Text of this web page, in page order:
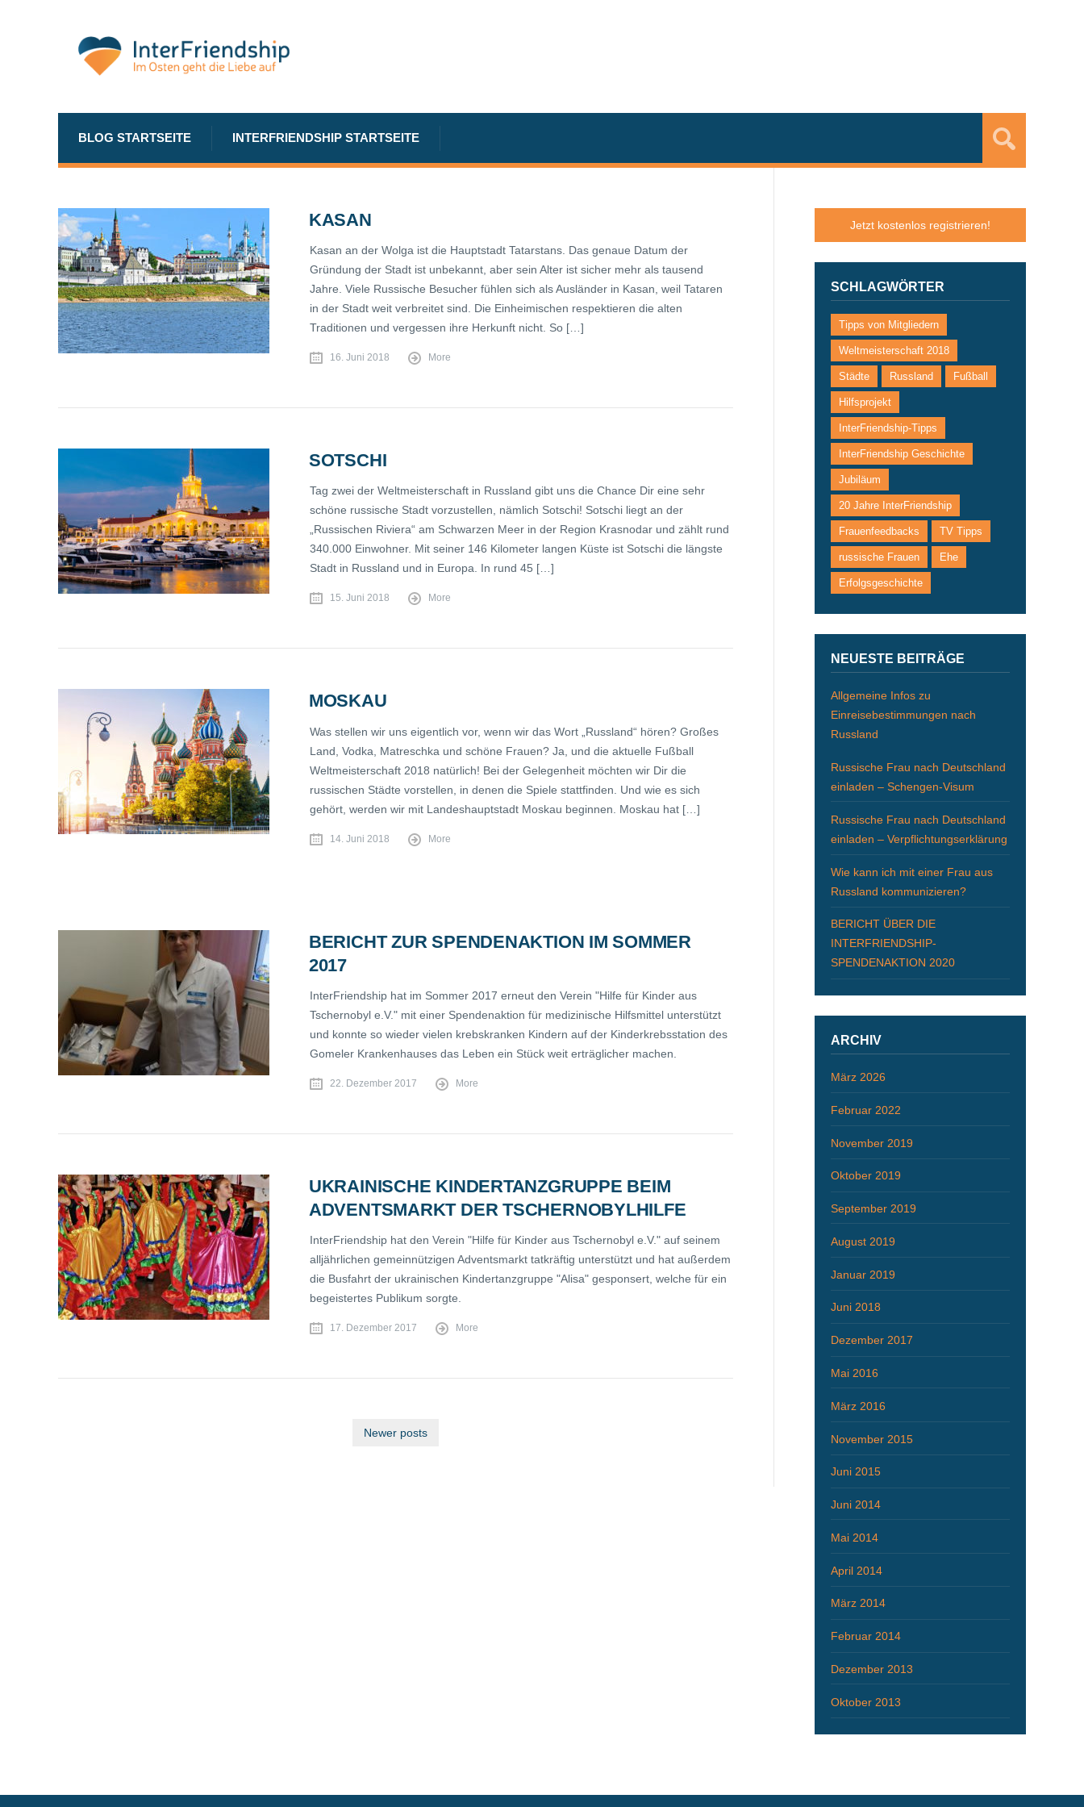
BLOG STARTSEITE INTERFRIENDSHIP STARTSEITE
KASAN
Kasan an der Wolga ist die Hauptstadt Tatarstans. Das genaue Datum der
Gründung der Stadt ist unbekannt, aber sein Alter ist sicher mehr als tausend
Jahre. Viele Russische Besucher fühlen sich als Ausländer in Kasan, weil Tataren
in der Stadt weit verbreitet sind. Die Einheimischen respektieren die alten
Traditionen und vergessen ihre Herkunft nicht. So […]
16. Juni 2018 More
SOTSCHI
Tag zwei der Weltmeisterschaft in Russland gibt uns die Chance Dir eine sehr
schöne russische Stadt vorzustellen, nämlich Sotschi! Sotschi liegt an der
„Russischen Riviera“ am Schwarzen Meer in der Region Krasnodar und zählt rund
340.000 Einwohner. Mit seiner 146 Kilometer langen Küste ist Sotschi die längste
Stadt in Russland und in Europa. In rund 45 […]
15. Juni 2018 More
MOSKAU
Was stellen wir uns eigentlich vor, wenn wir das Wort „Russland“ hören? Großes
Land, Vodka, Matreschka und schöne Frauen? Ja, und die aktuelle Fußball
Weltmeisterschaft 2018 natürlich! Bei der Gelegenheit möchten wir Dir die
russischen Städte vorstellen, in denen die Spiele stattfinden. Und wie es sich
gehört, werden wir mit Landeshauptstadt Moskau beginnen. Moskau hat […]
14. Juni 2018 More
BERICHT ZUR SPENDENAKTION IM SOMMER
2017
InterFriendship hat im Sommer 2017 erneut den Verein "Hilfe für Kinder aus
Tschernobyl e.V." mit einer Spendenaktion für medizinische Hilfsmittel unterstützt
und konnte so wieder vielen krebskranken Kindern auf der Kinderkrebsstation des
Gomeler Krankenhauses das Leben ein Stück weit erträglicher machen.
22. Dezember 2017 More
UKRAINISCHE KINDERTANZGRUPPE BEIM
ADVENTSMARKT DER TSCHERNOBYLHILFE
InterFriendship hat den Verein "Hilfe für Kinder aus Tschernobyl e.V." auf seinem
alljährlichen gemeinnützigen Adventsmarkt tatkräftig unterstützt und hat außerdem
die Busfahrt der ukrainischen Kindertanzgruppe "Alisa" gesponsert, welche für ein
begeistertes Publikum sorgte.
17. Dezember 2017 More
Newer posts
Jetzt kostenlos registrieren!
SCHLAGWÖRTER
Tipps von Mitgliedern
Weltmeisterschaft 2018
Städte Russland Fußball
Hilfsprojekt
InterFriendship-Tipps
InterFriendship Geschichte
Jubiläum
20 Jahre InterFriendship
Frauenfeedbacks TV Tipps
russische Frauen Ehe
Erfolgsgeschichte
NEUESTE BEITRÄGE
Allgemeine Infos zu
Einreisebestimmungen nach
Russland
Russische Frau nach Deutschland
einladen – Schengen-Visum
Russische Frau nach Deutschland
einladen – Verpflichtungserklärung
Wie kann ich mit einer Frau aus
Russland kommunizieren?
BERICHT ÜBER DIE
INTERFRIENDSHIP-
SPENDENAKTION 2020
ARCHIV
März 2026
Februar 2022
November 2019
Oktober 2019
September 2019
August 2019
Januar 2019
Juni 2018
Dezember 2017
Mai 2016
März 2016
November 2015
Juni 2015
Juni 2014
Mai 2014
April 2014
März 2014
Februar 2014
Dezember 2013
Oktober 2013